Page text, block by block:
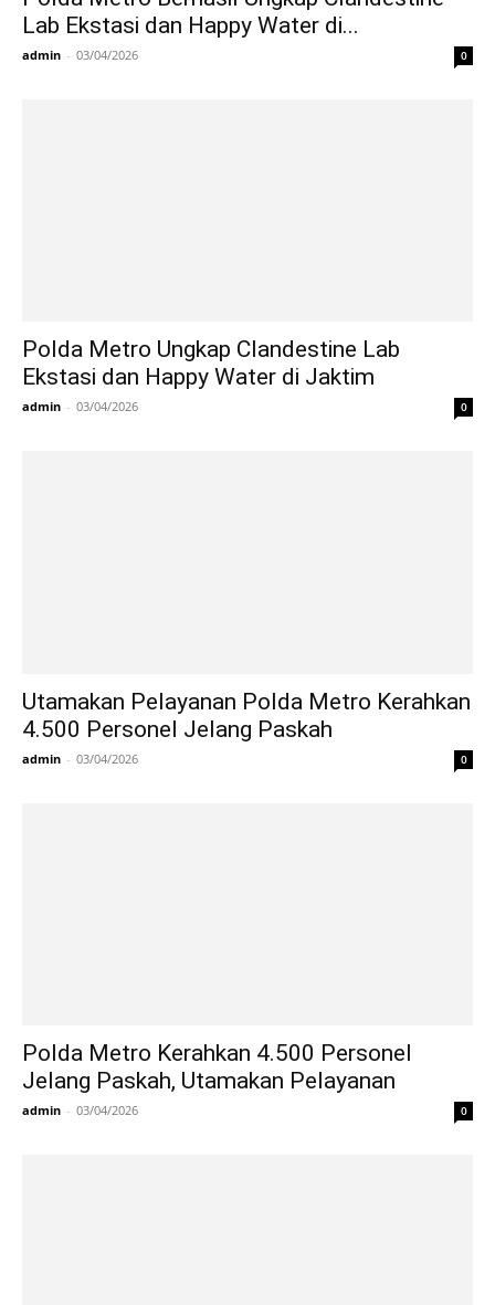
Lab Ekstasi dan Happy Water di...
admin - 03/04/2026 0
Polda Metro Ungkap Clandestine Lab
Ekstasi dan Happy Water di Jaktim
admin - 03/04/2026 0
Utamakan Pelayanan Polda Metro Kerahkan
4.500 Personel Jelang Paskah
admin - 03/04/2026 0
Polda Metro Kerahkan 4.500 Personel
Jelang Paskah, Utamakan Pelayanan
admin - 03/04/2026 0